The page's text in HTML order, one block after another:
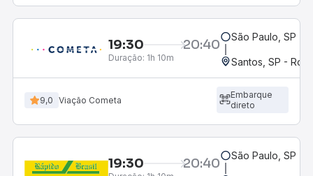
19:30 20:40
Duração: 1h 10m
São Paulo, SP -
Santos, SP -
9,0 Viação Cometa
Embarque
direto
19:30 20:40 São Paulo, SP -